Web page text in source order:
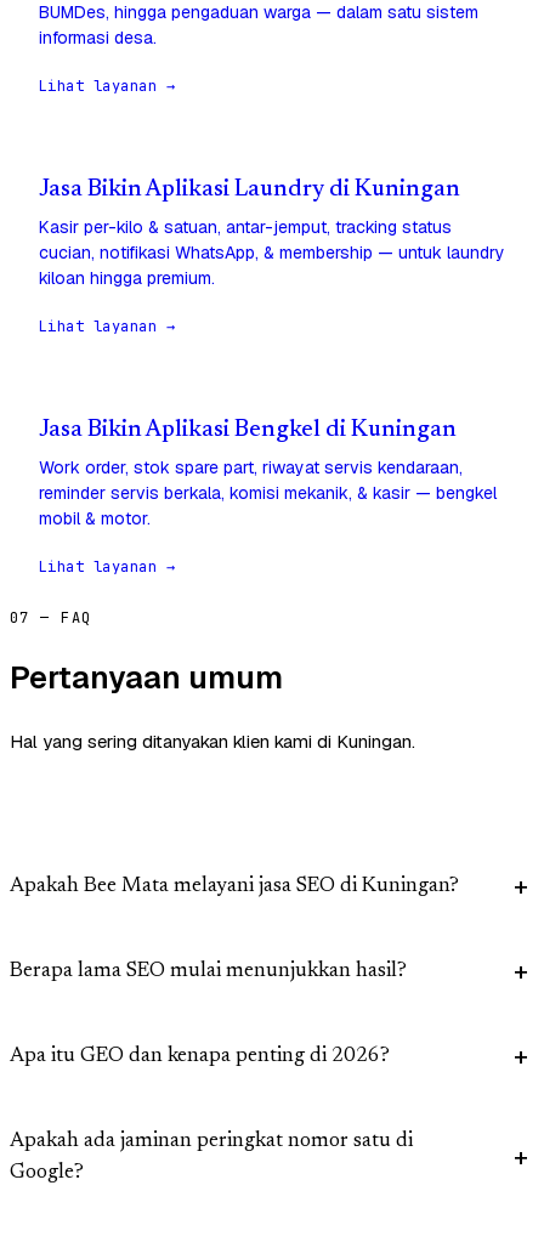
BUMDes, hingga pengaduan warga — dalam satu sistem
informasi desa.
Lihat layanan →
Jasa Bikin Aplikasi Laundry di Kuningan
Kasir per-kilo & satuan, antar-jemput, tracking status
cucian, notifikasi WhatsApp, & membership — untuk laundry
kiloan hingga premium.
Lihat layanan →
Jasa Bikin Aplikasi Bengkel di Kuningan
Work order, stok spare part, riwayat servis kendaraan,
reminder servis berkala, komisi mekanik, & kasir — bengkel
mobil & motor.
Lihat layanan →
07 — FAQ
Pertanyaan umum
Hal yang sering ditanyakan klien kami di Kuningan.
Apakah Bee Mata melayani jasa SEO di Kuningan?
Berapa lama SEO mulai menunjukkan hasil?
Apa itu GEO dan kenapa penting di 2026?
Apakah ada jaminan peringkat nomor satu di
Google?